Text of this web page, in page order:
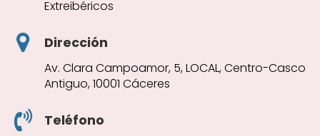
Extreibéricos
Dirección
Av. Clara Campoamor, 5, LOCAL, Centro-Casco
Antiguo, 10001 Cáceres
Teléfono